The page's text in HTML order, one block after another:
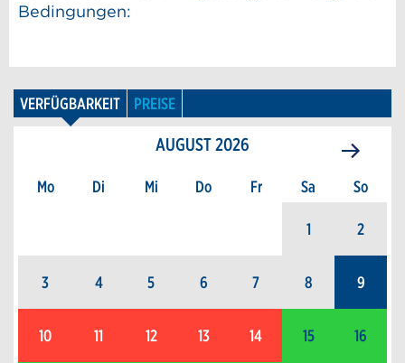
Bedingungen:
VERFÜGBARKEIT PREISE
AUGUST2026
Mo Di Mi Do Fr Sa So
1 2
3 4 5 6 7 8 9
10 11 12 13 14 15 16